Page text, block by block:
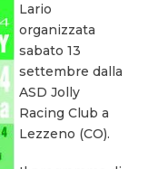
Lario
organizzata
sabato 13
settembre dalla
ASD Jolly
Racing Club a
Lezzeno (CO).